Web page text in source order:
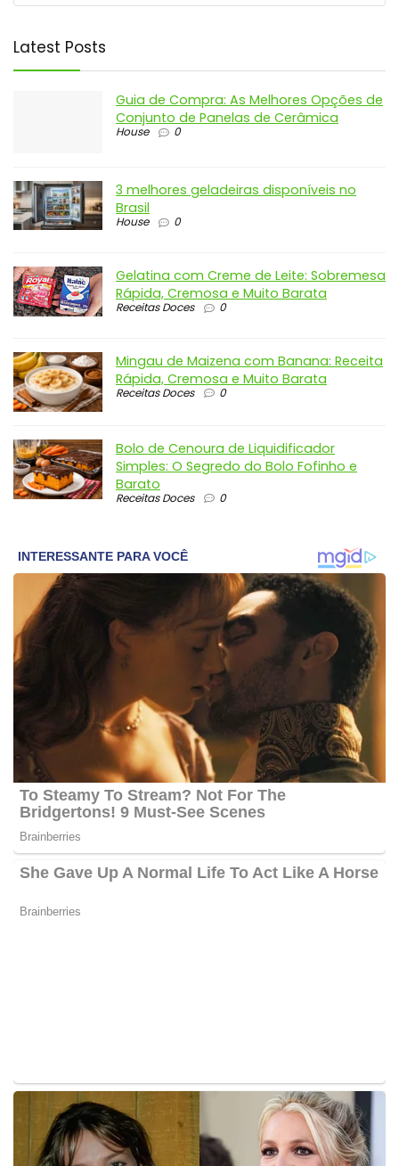
Latest Posts
Guia de Compra: As Melhores Opções de
Conjunto de Panelas de Cerâmica
House 0
3 melhores geladeiras disponíveis no
Brasil
House 0
Gelatina com Creme de Leite: Sobremesa
Rápida, Cremosa e Muito Barata
Receitas Doces 0
Mingau de Maizena com Banana: Receita
Rápida, Cremosa e Muito Barata
Receitas Doces 0
Bolo de Cenoura de Liquidificador
Simples: O Segredo do Bolo Fofinho e
Barato
Receitas Doces 0